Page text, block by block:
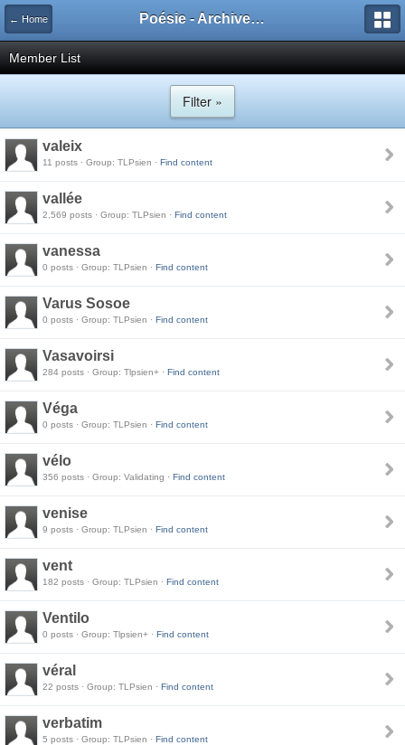
← Home Poésie - Archives de Toute La Poésie - 2005 - 2006
Member List
Filter »
valeix
11 posts · Group: TLPsien · Find content
vallée
2,569 posts · Group: TLPsien · Find content
vanessa
0 posts · Group: TLPsien · Find content
Varus Sosoe
0 posts · Group: TLPsien · Find content
Vasavoirsi
284 posts · Group: Tlpsien+ · Find content
Véga
0 posts · Group: TLPsien · Find content
vélo
356 posts · Group: Validating · Find content
venise
9 posts · Group: TLPsien · Find content
vent
182 posts · Group: TLPsien · Find content
Ventilo
0 posts · Group: Tlpsien+ · Find content
véral
22 posts · Group: TLPsien · Find content
verbatim
5 posts · Group: TLPsien · Find content